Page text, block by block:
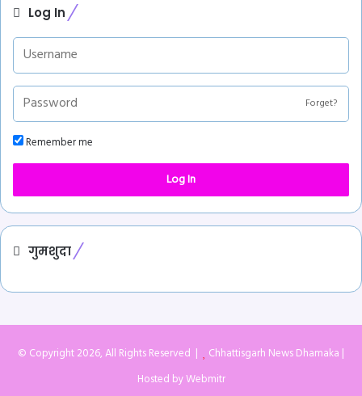
Log In
Forget?
Remember me
Log In
गुमशुदा
© Copyright 2026, All Rights Reserved | Chhattisgarh News Dhamaka |
Hosted byWebmitr